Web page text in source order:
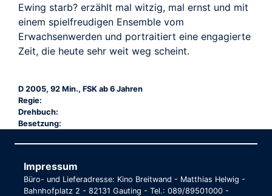
Ewing starb? erzählt mal witzig, mal ernst und mit
einem spielfreudigen Ensemble vom
Erwachsenwerden und portraitiert eine engagierte
Zeit, die heute sehr weit weg scheint.
D 2005, 92 Min., FSK ab 6 Jahren
Regie:
Drehbuch:
Besetzung:
Impressum
Büro- und Lieferadresse: Kino Breitwand - Matthias Helwig -
Bahnhofplatz 2 - 82131 Gauting - Tel.: 089/89501000 -